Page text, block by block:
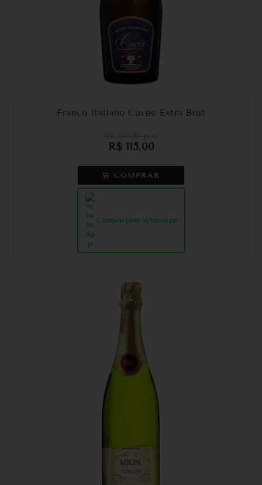
Franco Italiano Cuvée Extra Brut
R$115,00
COMPRAR
Compre pelo WhatsApp